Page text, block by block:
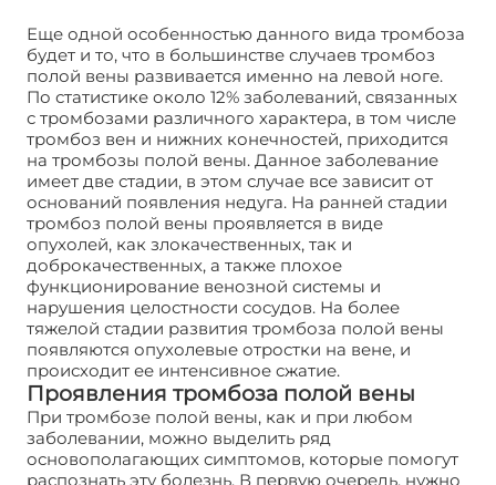
Еще одной особенностью данного вида тромбоза
будет и то, что в большинстве случаев тромбоз
полой вены развивается именно на левой ноге.
По статистике около 12% заболеваний, связанных
с тромбозами различного характера, в том числе
тромбоз вен и нижних конечностей, приходится
на тромбозы полой вены. Данное заболевание
имеет две стадии, в этом случае все зависит от
оснований появления недуга. На ранней стадии
тромбоз полой вены проявляется в виде
опухолей, как злокачественных, так и
доброкачественных, а также плохое
функционирование венозной системы и
нарушения целостности сосудов. На более
тяжелой стадии развития тромбоза полой вены
появляются опухолевые отростки на вене, и
происходит ее интенсивное сжатие.
Проявления тромбоза полой вены
При тромбозе полой вены, как и при любом
заболевании, можно выделить ряд
основополагающих симптомов, которые помогут
распознать эту болезнь. В первую очередь, нужно